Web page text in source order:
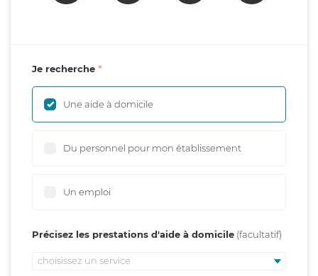
Je recherche
Une aide à domicile
Du personnel pour mon établissement
Un emploi
Précisez les prestations d'aide à domicile
choisissez un service